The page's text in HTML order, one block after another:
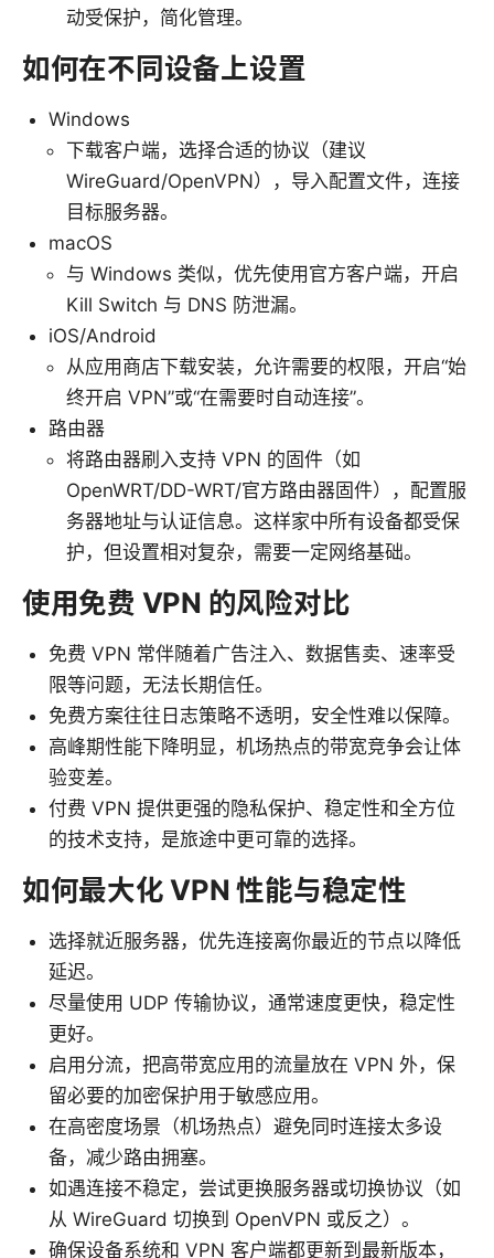
动受保护，简化管理。
如何在不同设备上设置
Windows
下载客户端，选择合适的协议（建议
WireGuard/OpenVPN），导入配置文件，连接
目标服务器。
macOS
与 Windows 类似，优先使用官方客户端，开启
Kill Switch 与 DNS 防泄漏。
iOS/Android
从应用商店下载安装，允许需要的权限，开启“始
终开启 VPN”或“在需要时自动连接”。
路由器
将路由器刷入支持 VPN 的固件（如
OpenWRT/DD-WRT/官方路由器固件），配置服
务器地址与认证信息。这样家中所有设备都受保
护，但设置相对复杂，需要一定网络基础。
使用免费 VPN 的风险对比
免费 VPN 常伴随着广告注入、数据售卖、速率受
限等问题，无法长期信任。
免费方案往往日志策略不透明，安全性难以保障。
高峰期性能下降明显，机场热点的带宽竞争会让体
验变差。
付费 VPN 提供更强的隐私保护、稳定性和全方位
的技术支持，是旅途中更可靠的选择。
如何最大化 VPN 性能与稳定性
选择就近服务器，优先连接离你最近的节点以降低
延迟。
尽量使用 UDP 传输协议，通常速度更快，稳定性
更好。
启用分流，把高带宽应用的流量放在 VPN 外，保
留必要的加密保护用于敏感应用。
在高密度场景（机场热点）避免同时连接太多设
备，减少路由拥塞。
如遇连接不稳定，尝试更换服务器或切换协议（如
从 WireGuard 切换到 OpenVPN 或反之）。
确保设备系统和 VPN 客户端都更新到最新版本，